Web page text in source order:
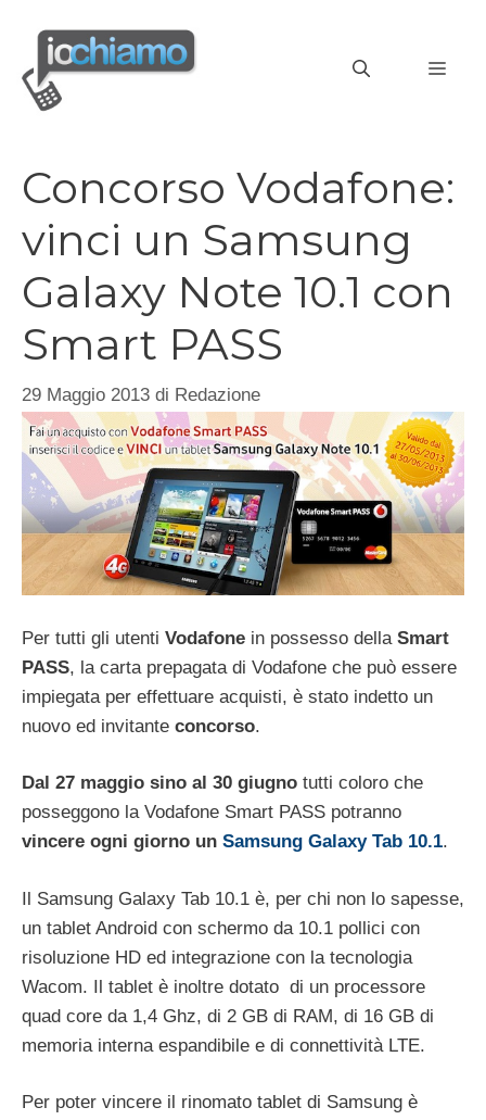
contenuto
Concorso Vodafone:
vinci un Samsung
Galaxy Note 10.1 con
Smart PASS
29 Maggio 2013 di Redazione
Per tutti gli utenti Vodafone in possesso della Smart
PASS, la carta prepagata di Vodafone che può essere
impiegata per effettuare acquisti, è stato indetto un
nuovo ed invitante concorso.
Dal 27 maggio sino al 30 giugno tutti coloro che
posseggono la Vodafone Smart PASS potranno
vincere ogni giorno un Samsung Galaxy Tab 10.1.
Il Samsung Galaxy Tab 10.1 è, per chi non lo sapesse,
un tablet Android con schermo da 10.1 pollici con
risoluzione HD ed integrazione con la tecnologia
Wacom. Il tablet è inoltre dotato di un processore
quad core da 1,4 Ghz, di 2 GB di RAM, di 16 GB di
memoria interna espandibile e di connettività LTE.
Per poter vincere il rinomato tablet di Samsung è